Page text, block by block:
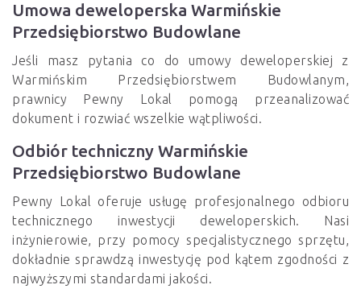
Umowa deweloperska Warmińskie
Przedsiębiorstwo Budowlane
Jeśli masz pytania co do umowy deweloperskiej z
Warmińskim Przedsiębiorstwem Budowlanym,
prawnicy Pewny Lokal pomogą przeanalizować
dokument i rozwiać wszelkie wątpliwości.
Odbiór techniczny Warmińskie
Przedsiębiorstwo Budowlane
Pewny Lokal oferuje usługę profesjonalnego odbioru
technicznego inwestycji deweloperskich. Nasi
inżynierowie, przy pomocy specjalistycznego sprzętu,
dokładnie sprawdzą inwestycję pod kątem zgodności z
najwyższymi standardami jakości.